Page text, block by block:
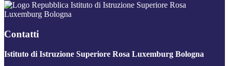
Istituto di Istruzione Superiore Rosa
Luxemburg Bologna
Contatti
Istituto di Istruzione Superiore Rosa Luxemburg Bologna